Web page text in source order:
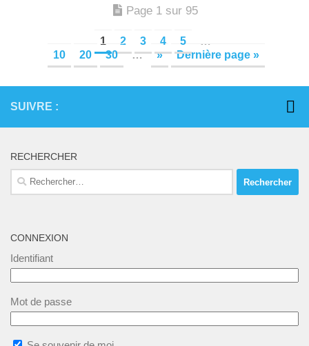
Page 1 sur 95
1 2 3 4 5
…
10
20 30 … » Dernière page »
SUIVRE :
RECHERCHER
Rechercher :
CONNEXION
Identifiant
Mot de passe